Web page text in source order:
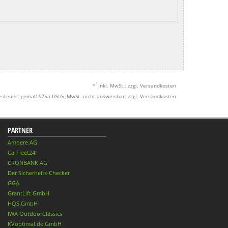
* 1 inkl. MwSt.; zzgl. Versandkosten
gemäß §25a UStG.;MwSt. nicht ausweisbar; zzgl. Versandkosten
PARTNER
Ampere AG
CarFleet24
CRONBANK AG
Der Sicherheits-Checker
GGA
GrantLift GmbH
HQS GmbH
IWA OutdoorClassics
KVoptimal.de GmbH